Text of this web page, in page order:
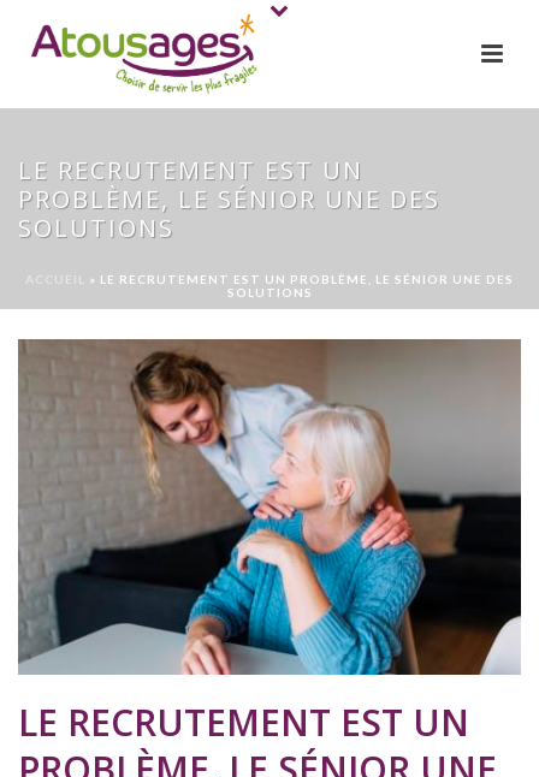
LE RECRUTEMENT EST UN
PROBLÈME, LE SÉNIOR UNE DES
SOLUTIONS
ACCUEIL » LE RECRUTEMENT EST UN PROBLÈME, LE SÉNIOR UNE DES
SOLUTIONS
LE RECRUTEMENT EST UN